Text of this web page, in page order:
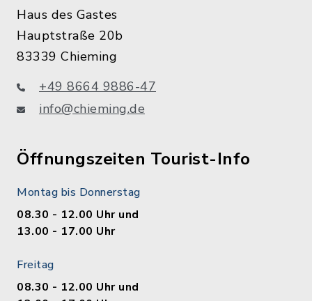
Haus des Gastes
Hauptstraße 20b
83339 Chieming
+49 8664 9886-47
info@chieming.de
Öffnungszeiten Tourist-Info
Montag bis Donnerstag
08.30 - 12.00 Uhr und
13.00 - 17.00 Uhr
Freitag
08.30 - 12.00 Uhr und